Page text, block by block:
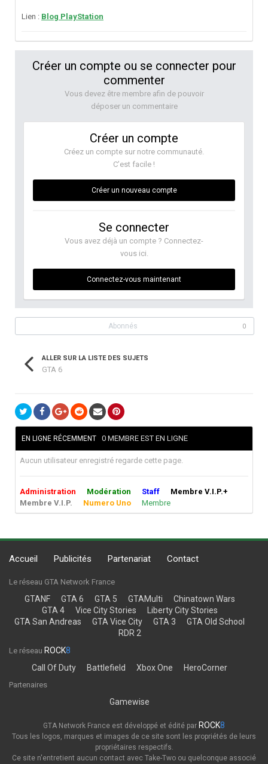
Lien : Blog PlayStation
Créer un compte ou se connecter pour
commenter
Vous devez être membre afin de pouvoir
déposer un commentaire
Créer un compte
Créez un compte sur notre communauté.
C’est facile !
Créer un nouveau compte
Se connecter
Vous avez déjà un compte ? Connectez-
vous ici.
Connectez-vous maintenant
Abonnés 0
ALLER SUR LA LISTE DES SUJETS
GTA 6
EN LIGNE RÉCEMMENT 0 MEMBRE EST EN LIGNE
Aucun utilisateur enregistré regarde cette page.
Administration Modération Staff
Membre V.I.P.+
Membre V.I.P.
Numero Uno Membre
Accueil Publicités Partenariat Contact
Le réseau GTA Network France
GTANF GTA 6 GTA 5 GTAMulti
Chinatown Wars
GTA 4
Vice City Stories
Liberty City Stories
GTA San Andreas
GTA Vice City GTA 3
GTA Old School
RDR 2
Le réseau ROCK8
Call Of Duty
Battlefield Xbox One HeroCorner
Partenaires
Gamewise
GTA Network France est développé et édité par ROCK8
Tous les logos, marques et images de ce site sont les propriétés de leurs
propriétaires respectifs.
Ce site n'entretient aucun contact avec Take-Two ou quelconque associé